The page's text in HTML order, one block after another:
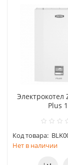
Электрокотел
Plus
Код товара:
Нет в наличии